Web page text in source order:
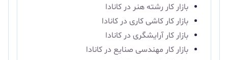
بازار کار رشته هنر در کانادا
بازار کار کاشی‌ کاری در کانادا
بازار کار آرایشگری در کانادا
بازار کار مهندسی صنایع در کانادا